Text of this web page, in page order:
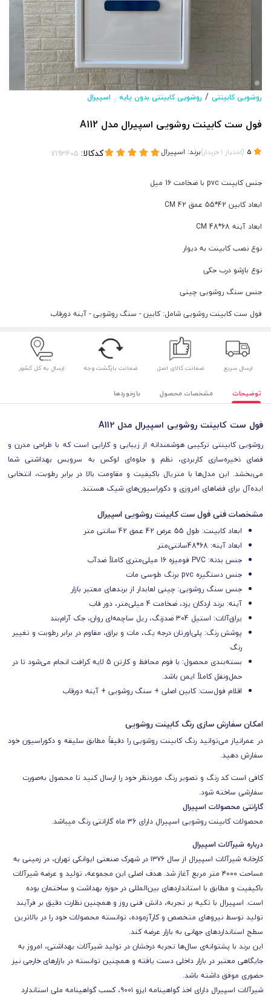
روشویی کابینتی / روشویی کابینتی بدون پایه / اسپیرال
فول ست کابینت روشویی اسپیرال مدل A112
(امتیاز 1خریدار)برند: اسپیرال کدکالا:
جنس کابینت pvc با ضخامت 16 میل
ابعاد کابین 42*55 عمق 42 CM
ابعاد آینه 68*48 CM
نوع نصب کابینت به دیوار
نوع بازشو درب جکی
جنس سنگ روشویی چینی
فول ست کابینت روشویی شامل: کابین - سنگ روشویی - آینه دورقاب
ارسال سریع ضمانت کالای اصل ضمانت بازگشت وجه ارسال به کل کشور
توضیحات مشخصات محصول بازخوردها
فول ست کابینت روشویی اسپیرال مدل A112
روشویی کابینتی ترکیبی هوشمندانه از زیبایی و کارایی است که با طراحی مدرن و
فضای ذخیره‌سازی کاربردی، نظم و جلوه‌ای لوکس به سرویس بهداشتی شما
می‌بخشد. این مدل‌ها با متریال باکیفیت و مقاومت بالا در برابر رطوبت، انتخابی
ایده‌آل برای فضاهای امروزی و دکوراسیون‌های شیک هستند.
مشخصات فنی فول ست کابینت روشویی اسپیرال
ابعاد کابینت: طول 55 عرض 42 عمق 42 سانتی متر
ابعاد آینه: 68*48سانتی‌متر
جنس بدنه: PVC فومیزه 16 میلی‌متری کاملاً ضدآب
جنس دستگیره pvc برنگ طوسی مات
جنس سنگ روشویی: چینی لعابدار از برندهای معتبر بازار
آینه: برند اردکان یزد، ضخامت 4 میلی‌متر، دور قاب
یراق‌آلات: استیل 304 ضدزنگ، ریل ساچمه‌ای روان، جک آرام‌بند
پوشش رنگ: پلی‌اورتان درجه یک، مات و براق، مقاوم در برابر رطوبت و تغییر
رنگ
بسته‌بندی محصول: با فوم محافظ و کارتن 5 لایه کرافت انجام می‌شود تا در
حمل‌ونقل کاملاً ایمن باشد.
اقلام فول‌ست: کابین اصلی + سنگ روشویی + آینه دورقاب
امکان سفارش سازی رنگ کابینت روشویی
در عمرانیاز می‌توانید رنگ کابینت روشویی را دقیقاً مطابق سلیقه و دکوراسیون خود
سفارش دهید.
کافی است کد رنگ و تصویر رنگ موردنظر خود را ارسال کنید تا محصول به‌صورت
سفارشی ساخته شود.
گارانتی محصولات اسپیرال
محصولات کابینت روشویی اسپیرال دارای 36 ماه گارانتی رنگ میباشد.
درباره شیرآلات اسپیرال
کارخانه شیرآلات اسپیرال از سال ۱۳۷۶ در شهرک صنعتی ایوانکی تهران، در زمینی به
مساحت ۴۰۰۰ متر مربع آغاز شد. هدف اصلی این مجموعه، تولید و عرضه شیرآلات
باکیفیت و مطابق با استانداردهای بین‌المللی در حوزه بهداشت و ساختمان بوده
است. اسپیرال با تکیه بر تجربه، دانش فنی روز و همچنین نظارت دقیق بر فرآیند
تولید توسط نیروهای متخصص و کارآزموده، توانسته محصولات خود را در بالاترین
سطح استانداردهای جهانی به بازار عرضه کند.
این برند با پشتوانه‌ی سال‌ها تجربه درخشان در تولید شیرآلات بهداشتی، امروز به
جایگاهی معتبر در بازار داخلی دست یافته و همچنین توانسته در بازارهای خارجی نیز
حضوری موفق داشته باشد.
شیرآلات اسپیرال دارای اخذ گواهینامه ایزو ۹۰۰۱، کسب گواهینامه ملی استاندارد